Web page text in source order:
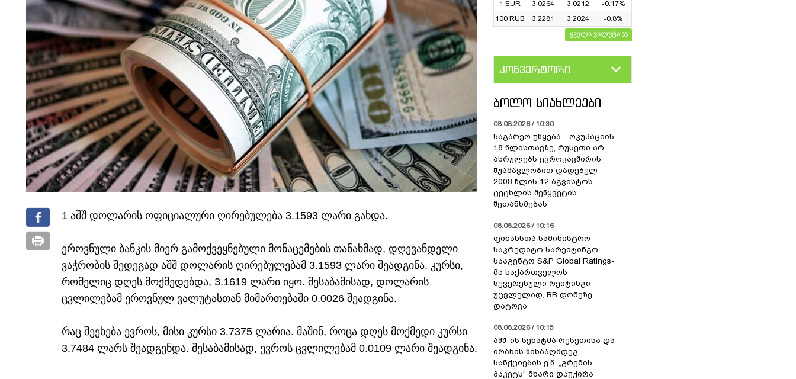
1 აშშ დოლარის ოფიციალური ღირებულება 3.1593 ლარი გახდა.
ეროვნული ბანკის მიერ გამოქვეყნებული მონაცემების თანახმად, დღევანდელი
ვაჭრობის შედეგად აშშ დოლარის ღირებულებამ 3.1593 ლარი შეადგინა. კურსი,
რომელიც დღეს მოქმედებდა, 3.1619 ლარი იყო. შესაბამისად, დოლარის
ცვლილებამ ეროვნულ ვალუტასთან მიმართებაში 0.0026 შეადგინა.
რაც შეეხება ევროს, მისი კურსი 3.7375 ლარია. მაშინ, როცა დღეს მოქმედი კურსი
3.7484 ლარს შეადგენდა. შესაბამისად, ევროს ცვლილებამ 0.0109 ლარი შეადგინა.
1 EUR
3.0264 3.0212
-0.17%
100 RUB
3.2281 3.2024
-0.8%
ყველა ვალუტა
კონვერტორი
ᲑᲝᲚᲝ ᲡᲘᲐᲮᲚᲔᲔᲑᲘ
08.08.2026 / 10:30
საგარეო უწყება - ოკუპაციის
18 წლისთავზე, რუსეთი არ
ასრულებს ევროკავშირის
შუამავლობით დადებულ
2008 წლის 12 აგვისტოს
ცეცხლის შეწყვეტის
შეთანხმებას
08.08.2026 / 10:16
ფინანსთა სამინისტრო -
საკრედიტო სარეიტინგო
სააგენტო S&P Global Ratings-
მა საქართველოს
სუვერენული რეიტინგი
უცვლელად, BB დონეზე
დატოვა
08.08.2026 / 10:15
აშშ-ის სენატმა რუსეთისა და
ირანის წინააღმდეგ
სანქციების ე.წ. „გრემის
პაკეტს” მხარი დაუჭირა